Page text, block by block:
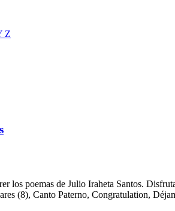
Z
los poemas de Julio Iraheta Santos.
(8), Canto Paterno, Congratulation,